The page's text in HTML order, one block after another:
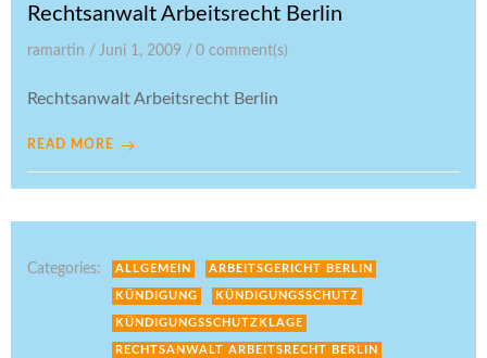
Rechtsanwalt Arbeitsrecht Berlin
ramartin / Juni 1, 2009 / 0 comment(s)
Rechtsanwalt Arbeitsrecht Berlin
READ MORE
Categories: ALLGEMEIN ARBEITSGERICHT BERLIN
KÜNDIGUNG KÜNDIGUNGSSCHUTZ
KÜNDIGUNGSSCHUTZKLAGE
RECHTSANWALT ARBEITSRECHT BERLIN